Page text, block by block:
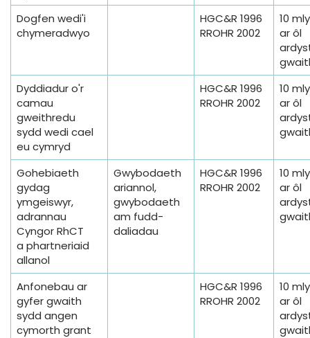
Dogfen wedi'i
chymeradwyo
HGC&R 1996
RROHR 2002
10
ar ôl
Dyddiadur o'r
camau
gweithredu
sydd wedi cael
eu cymryd
HGC&R 1996
RROHR 2002
10
ar ôl
Gohebiaeth
gydag
ymgeiswyr,
adrannau
Cyngor RhCT
a phartneriaid
allanol
Gwybodaeth
ariannol,
gwybodaeth
am fudd-
daliadau
HGC&R 1996
RROHR 2002
10
ar ôl
Anfonebau ar
gyfer gwaith
sydd angen
cymorth grant
HGC&R 1996
RROHR 2002
10
ar ôl